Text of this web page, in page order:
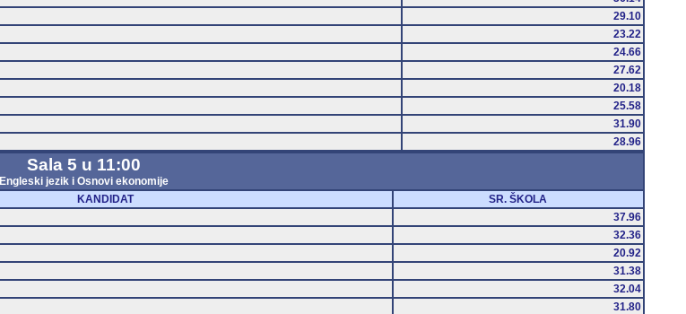
29.10
23.22
24.66
27.62
20.18
25.58
31.90
28.96
Sala 5 u 11:00
Engleski jezik i Osnovi ekonomije
KANDIDAT
SR. ŠKOLA
37.96
32.36
20.92
31.38
32.04
31.80